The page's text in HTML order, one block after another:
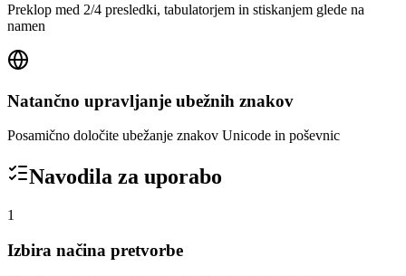
Preklop med 2/4 presledki, tabulatorjem in stiskanjem glede na
namen
Natančno upravljanje ubežnih znakov
Posamično določite ubežanje znakov Unicode in poševnic
Navodila za uporabo
1
Izbira načina pretvorbe